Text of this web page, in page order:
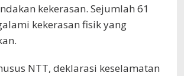
kekerasan. Sejumlah 61
kekerasan fisik yang
NTT, deklarasi keselamatan